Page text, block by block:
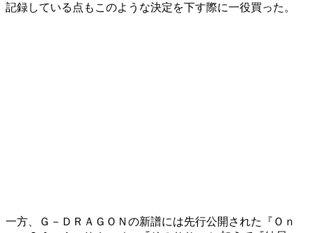
記録している点もこのような決定を下す際に一役買った。
一方、Ｇ－ＤＲＡＧＯＮの新譜には先行公開された『Ｏｎ